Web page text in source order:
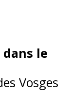
dans le
Vosges